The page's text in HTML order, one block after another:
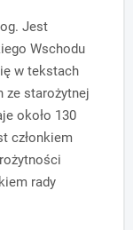
Jest
Wschodu
w tekstach
ze starożytnej
około 130
członkiem
rady